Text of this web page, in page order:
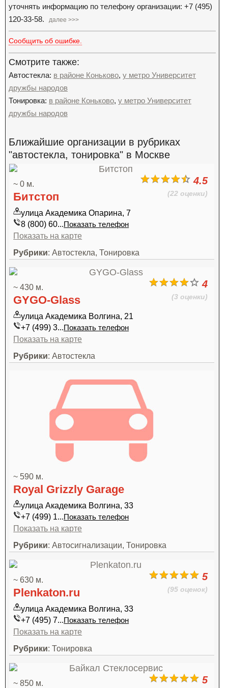
уточнять информацию по телефону организации: +7 (495)
120-33-58.
далее >>>
Сообщить об ошибке.
Смотрите также:
Автостекла: в районе Коньково, у метро Университет
дружбы народов
Тонировка: в районе Коньково, у метро Университет
дружбы народов
Ближайшие организации в рубриках
"автостекла, тонировка" в Москве
4.5
(22 оценки)
~ 0 м.
Битстоп
улица Академика Опарина, 7
8 (800) 60...Показать телефон
Показать на карте
Рубрики: Автостекла, Тонировка
4
(3 оценки)
~ 430 м.
GYGO-Glass
улица Академика Волгина, 21
+7 (499) 3...Показать телефон
Показать на карте
Рубрики: Автостекла
~ 590 м.
Royal Grizzly Garage
улица Академика Волгина, 33
+7 (499) 1...Показать телефон
Показать на карте
Рубрики: Автосигнализации, Тонировка
5
(95 оценок)
~ 630 м.
Plenkaton.ru
улица Академика Волгина, 33
+7 (495) 7...Показать телефон
Показать на карте
Рубрики: Тонировка
5
~ 850 м.